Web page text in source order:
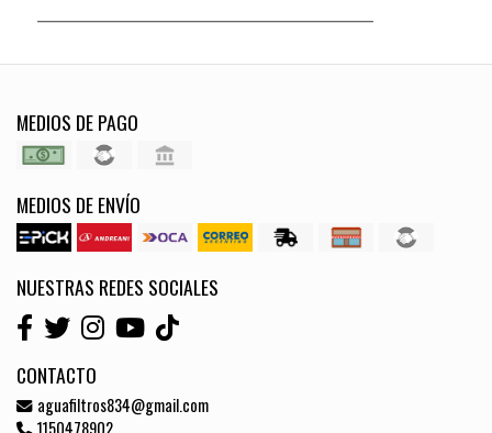
MEDIOS DE PAGO
MEDIOS DE ENVÍO
NUESTRAS REDES SOCIALES
CONTACTO
aguafiltros834@gmail.com
1150478902